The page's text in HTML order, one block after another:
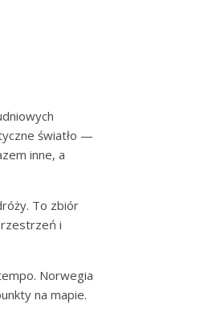
światło —
inne, a
To zbiór
i
Norwegia
na mapie.